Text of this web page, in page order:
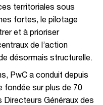
territoriales sous
fortes, le pilotage
et à prioriser
de l’action
désormais structurelle.
PwC a conduit depuis
fondée sur plus de 70
Généraux des